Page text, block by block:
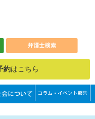
約はこちら